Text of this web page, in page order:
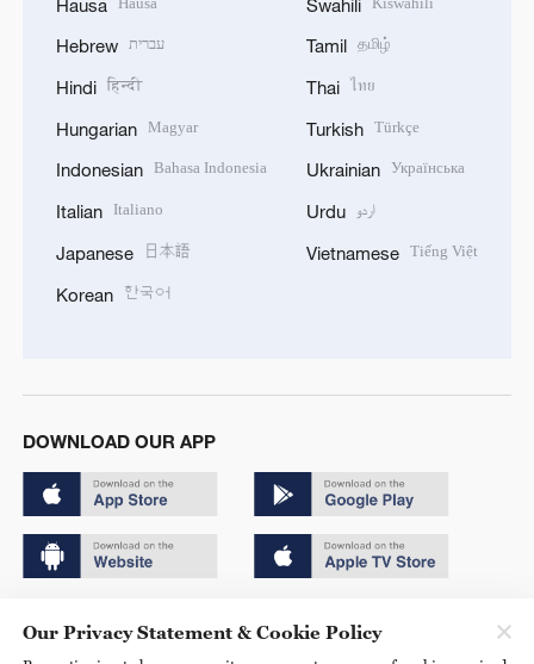
Hebrew עברית
Hindi हिन्दी
Hungarian Magyar
Indonesian Bahasa Indonesia
Italian Italiano
Japanese 日本語
Korean 한국어
Tamil தமிழ்
Thai ไทย
Turkish Türkçe
Ukrainian Українська
Urdu اردو
Vietnamese Tiếng Việt
DOWNLOAD OUR APP
京ICP备20000184号
Our Privacy Statement & Cookie Policy